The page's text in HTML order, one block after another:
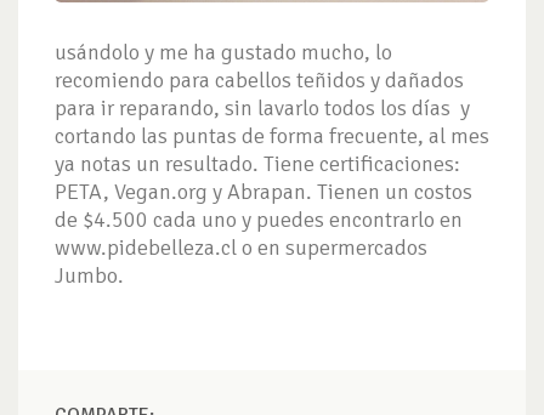
usándolo y me ha gustado mucho, lo
recomiendo para cabellos teñidos y dañados
para ir reparando, sin lavarlo todos los días y
cortando las puntas de forma frecuente, al mes
ya notas un resultado. Tiene certificaciones:
PETA, Vegan.org y Abrapan. Tienen un costos
de $4.500 cada uno y puedes encontrarlo en
www.pidebelleza.cl o en supermercados
Jumbo.